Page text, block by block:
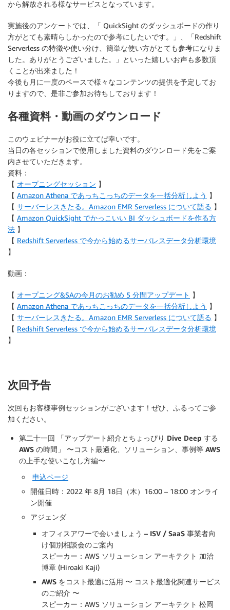
から解放される様なサービスとなっています。
実施後のアンケートでは、「 QuickSight のダッシュボードの作り
方がとても素晴らしかったので参考にしたいです。」、「Redshift
Serverless の特徴や使い分け、簡単な使い方がとても参考になりま
した。ありがとうございました。」といった嬉しいお声も多数頂
くことが出来ました！
今後も月に一度のペースで様々なコンテンツの提供を予定してお
りますので、是非ご参加お待ちしております！
各種資料・動画のダウンロード
このウェビナーがお役に立てば幸いです。
当日の各セッションで使用しました資料のダウンロード先をご案
内させていただきます。
資料：
【 オープニングセッション 】
【 Amazon Athena であっちこっちのデータを一括分析しよう 】
【 サーバーレスきたる。Amazon EMR Serverless について語る 】
【 Amazon QuickSight でかっこいい BI ダッシュボードを作る方
法 】
【 Redshift Serverless で今から始めるサーバレスデータ分析環境
】
動画：
【 オープニング&SAの今月のお勧め 5 分間アップデート 】
【 Amazon Athena であっちこっちのデータを一括分析しよう 】
【 サーバーレスきたる。Amazon EMR Serverless について語る 】
【 Redshift Serverless で今から始めるサーバレスデータ分析環境
】
次回予告
次回もお客様事例セッションがございます！ぜひ、ふるってご参
加ください。
第二十一回 「アップデート紹介とちょっぴり Dive Deep する
AWS の時間」 〜コスト最適化、ソリューション、事例等 AWS
の上手な使いこなし方編〜
申込ページ
開催日時：2022 年 8月 18日（木）16:00 – 18:00 オンライ
ン開催
アジェンダ
オフィスアワーで会いましょう – ISV / SaaS 事業者向
け個別相談会のご案内
スピーカー：AWS ソリューション アーキテクト 加治
博章 (Hiroaki Kaji)
AWS をコスト最適に活用 〜 コスト最適化関連サービス
のご紹介 〜
スピーカー：AWS ソリューション アーキテクト 松岡